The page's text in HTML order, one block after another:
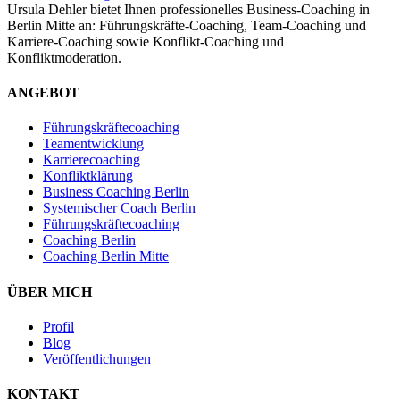
Ursula Dehler bietet Ihnen professionelles Business-Coaching in
Berlin Mitte an: Führungskräfte-Coaching, Team-Coaching und
Karriere-Coaching sowie Konflikt-Coaching und
Konfliktmoderation.
ANGEBOT
Führungskräftecoaching
Teamentwicklung
Karrierecoaching
Konfliktklärung
Business Coaching Berlin
Systemischer Coach Berlin
Führungskräftecoaching
Coaching Berlin
Coaching Berlin Mitte
ÜBER MICH
Profil
Blog
Veröffentlichungen
KONTAKT